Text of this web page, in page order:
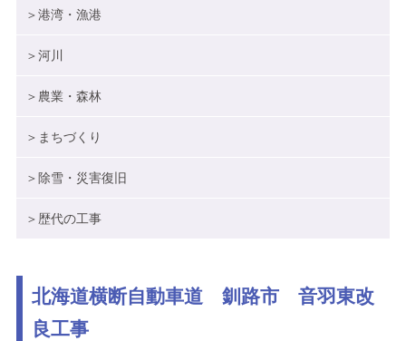
＞港湾・漁港
＞河川
＞農業・森林
＞まちづくり
＞除雪・災害復旧
＞歴代の工事
北海道横断自動車道 釧路市 音羽東改
良工事